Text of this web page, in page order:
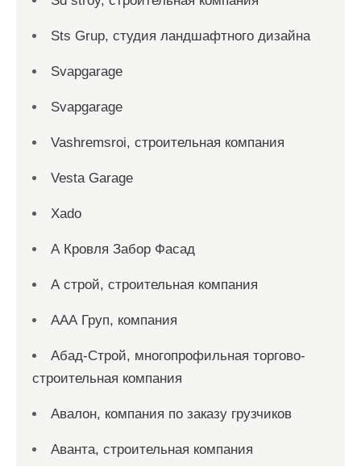
Sts Grup, студия ландшафтного дизайна
Svapgarage
Svapgarage
Vashremsroi, строительная компания
Vesta Garage
Xado
А Кровля Забор Фасад
А строй, строительная компания
ААА Груп, компания
Абад-Строй, многопрофильная торгово-
строительная компания
Авалон, компания по заказу грузчиков
Аванта, строительная компания